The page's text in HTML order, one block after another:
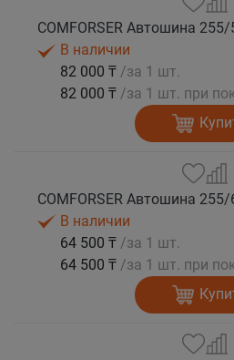
В наличии
82 000 ₸ /за 1 шт.
82 000 ₸ /за 1 шт. при
В наличии
64 500 ₸ /за 1 шт.
64 500 ₸ /за 1 шт. при